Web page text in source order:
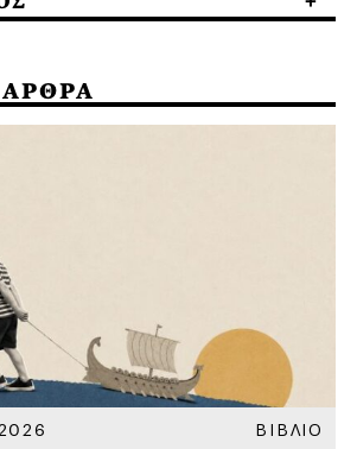
ΒΙΒΛΙΟ